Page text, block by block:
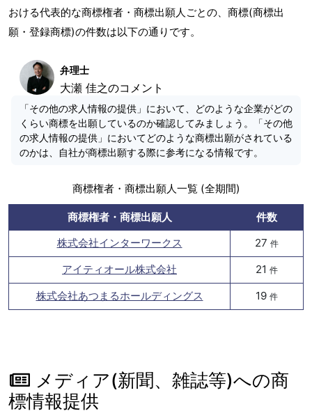
おける代表的な商標権者・商標出願人ごとの、商標(商標出
願・登録商標)の件数は以下の通りです。
弁理士
大瀬 佳之のコメント
「その他の求人情報の提供」において、どのような企業がどの
くらい商標を出願しているのか確認してみましょう。「その他
の求人情報の提供」においてどのような商標出願がされている
のかは、自社が商標出願する際に参考になる情報です。
商標権者・商標出願人一覧 (全期間)
商標権者・商標出願人
件数
株式会社インターワークス
27 件
アイティオール株式会社 21 件
株式会社あつまるホールディングス 19 件
メディア(新聞、雑誌等)への商
標情報提供